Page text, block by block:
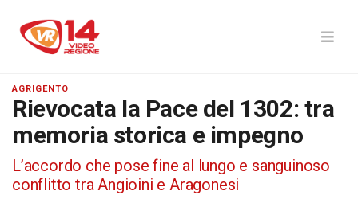
AGRIGENTO
Rievocata la Pace del 1302: tra
memoria storica e impegno
L’accordo che pose fine al lungo e sanguinoso
conflitto tra Angioini e Aragonesi